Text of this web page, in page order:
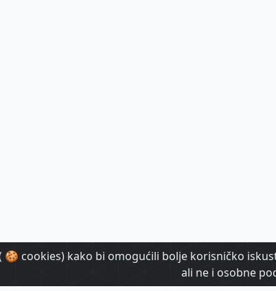
cookies) kako bi omogućili bolje korisničko
ali ne i osobne